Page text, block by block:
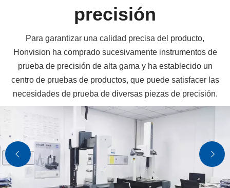
precisión
Para garantizar una calidad precisa del producto,
Honvision ha comprado sucesivamente instrumentos de
prueba de precisión de alta gama y ha establecido un
centro de pruebas de productos, que puede satisfacer las
necesidades de prueba de diversas piezas de precisión.